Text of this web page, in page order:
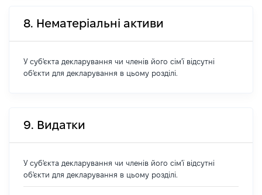
8. Нематеріальні активи
У суб'єкта декларування чи членів його сім'ї відсутні
об'єкти для декларування в цьому розділі.
9. Видатки
У суб'єкта декларування чи членів його сім'ї відсутні
об'єкти для декларування в цьому розділі.